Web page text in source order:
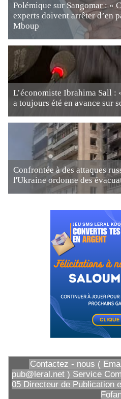
Polémique sur Sangomar : «
experts doivent arrêter d’en
Mboup
L’économiste Ibrahima Sall :
a toujours été en avance sur
Confrontée à des attaques
l'Ukraine ordonne des
Contactez - nous (
pub@leral.net ) Service
05 Directeur de Publication